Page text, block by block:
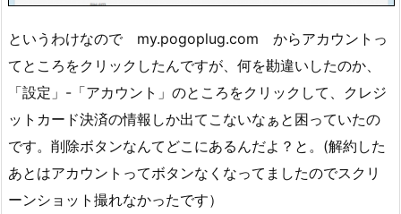
というわけなので my.pogoplug.com からアカウントっ
てところをクリックしたんですが、何を勘違いしたのか、
「設定」-「アカウント」のところをクリックして、クレジ
ットカード決済の情報しか出てこないなぁと困っていたの
です。削除ボタンなんてどこにあるんだよ？と。(解約した
あとはアカウントってボタンなくなってましたのでスクリ
ーンショット撮れなかったです）